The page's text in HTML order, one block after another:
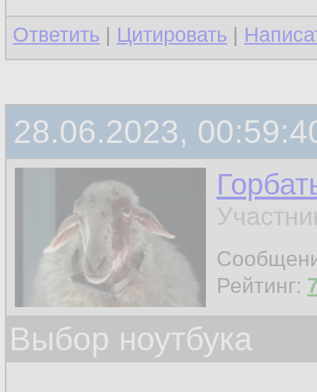
Ответить | Цитировать |
28.06.2023,
Рейтинг:
Выбор ноутбука